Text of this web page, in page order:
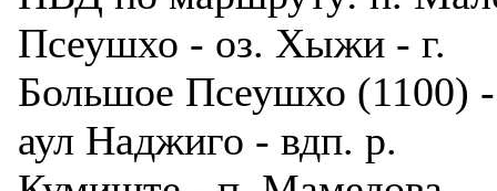
Псеушхо - оз. Хыжи - г.
Большое Псеушхо (1100) -
аул Наджиго - вдп. р.